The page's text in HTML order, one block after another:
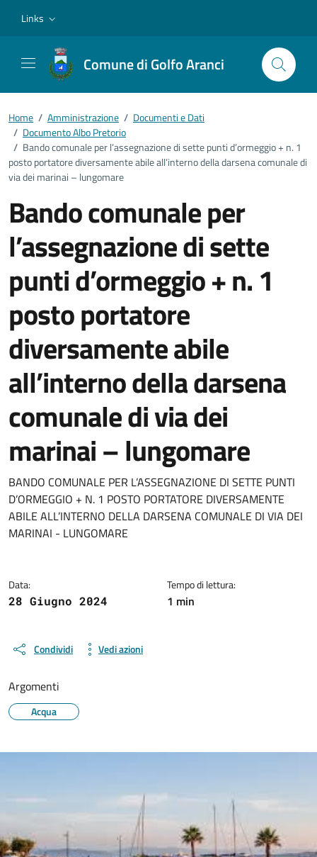
Links
Comune di Golfo Aranci
Home / Amministrazione / Documenti e Dati
/ Documento Albo Pretorio
/ Bando comunale per l’assegnazione di sette punti d’ormeggio + n. 1
posto portatore diversamente abile all’interno della darsena comunale di
via dei marinai – lungomare
Bando comunale per
l’assegnazione di sette
punti d’ormeggio + n. 1
posto portatore
diversamente abile
all’interno della darsena
comunale di via dei
marinai – lungomare
Dettagli del documento
BANDO COMUNALE PER L’ASSEGNAZIONE DI SETTE PUNTI
D’ORMEGGIO + N. 1 POSTO PORTATORE DIVERSAMENTE
ABILE ALL’INTERNO DELLA DARSENA COMUNALE DI VIA DEI
MARINAI - LUNGOMARE
Data:
28 Giugno 2024
Tempo di lettura:
1 min
Condividi Vedi azioni
Argomenti
Acqua